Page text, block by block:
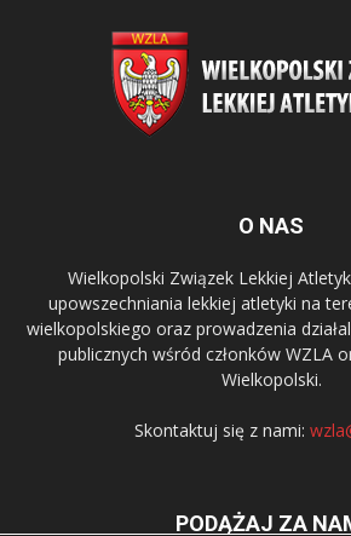
O NAS
Wielkopolski Związek Lekkiej
upowszechniania lekkiej atletyki na
wielkopolskiego oraz prowadzenia
publicznych wśród członków WZLA
Wielkopolski.
Skontaktuj się z nami:
PODĄŻAJ ZA